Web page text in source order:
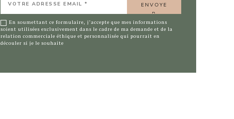
ADRESSE
EMAIL
*
En soumettant ce formulaire, j’accepte que mes informations
soient utilisées exclusivement dans le cadre de ma demande et de la
relation commerciale éthique et personnalisée qui pourrait en
découler si je le souhaite